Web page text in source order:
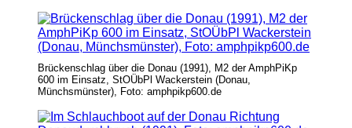
Brückenschlag über die Donau (1991), M2 der AmphPiKp
600 im Einsatz, StOÜbPl Wackerstein (Donau,
Münchsmünster), Foto: amphpikp600.de